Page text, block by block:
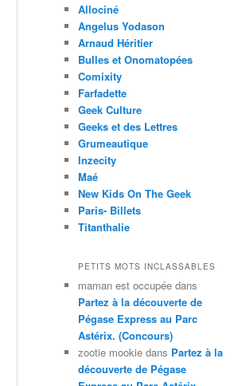
Allociné
Angelus Yodason
Arnaud Héritier
Bulles et Onomatopées
Comixity
Farfadette
Geek Culture
Geeks et des Lettres
Grumeautique
Inzecity
Maé
New Kids On The Geek
Paris- Billets
Titanthalie
PETITS MOTS INCLASSABLES
maman est occupée dans
Partez à la découverte de
Pégase Express au Parc
Astérix. (Concours)
zootie mookie dans Partez à la
découverte de Pégase